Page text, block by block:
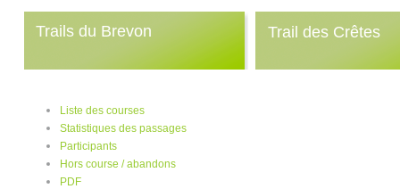
Trails du Brevon Trail des Crêtes
Liste des courses
Statistiques des passages
Participants
Hors course / abandons
PDF